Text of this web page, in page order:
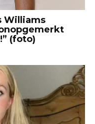
Williams
(foto)